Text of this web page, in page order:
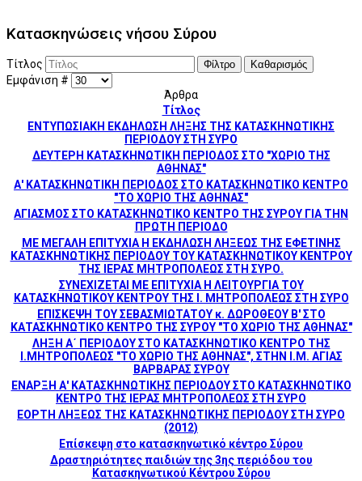
Κατασκηνώσεις νήσου Σύρου
Τίτλος Φίλτρο Καθαρισμός
Εμφάνιση #
Άρθρα
Τίτλος
ΕΝΤΥΠΩΣΙΑΚΗ ΕΚΔΗΛΩΣΗ ΛΗΞΗΣ ΤΗΣ ΚΑΤΑΣΚΗΝΩΤΙΚΗΣ
ΠΕΡΙΟΔΟΥ ΣΤΗ ΣΥΡΟ
ΔΕΥΤΕΡΗ ΚΑΤΑΣΚΗΝΩΤΙΚΗ ΠΕΡΙΟΔΟΣ ΣΤΟ "ΧΩΡΙΟ ΤΗΣ
ΑΘΗΝΑΣ"
Α' ΚΑΤΑΣΚΗΝΩΤΙΚΗ ΠΕΡΙΟΔΟΣ ΣΤΟ ΚΑΤΑΣΚΗΝΩΤΙΚΟ ΚΕΝΤΡΟ
"ΤΟ ΧΩΡΙΟ ΤΗΣ ΑΘΗΝΑΣ"
ΑΓΙΑΣΜΟΣ ΣΤΟ ΚΑΤΑΣΚΗΝΩΤΙΚΟ ΚΕΝΤΡΟ ΤΗΣ ΣΥΡΟΥ ΓΙΑ ΤΗΝ
ΠΡΩΤΗ ΠΕΡΙΟΔΟ
ΜΕ ΜΕΓΑΛΗ ΕΠΙΤΥΧΙΑ Η ΕΚΔΗΛΩΣΗ ΛΗΞΕΩΣ ΤΗΣ ΕΦΕΤΙΝΗΣ
ΚΑΤΑΣΚΗΝΩΤΙΚΗΣ ΠΕΡΙΟΔΟΥ ΤΟΥ ΚΑΤΑΣΚΗΝΩΤΙΚΟΥ ΚΕΝΤΡΟΥ
ΤΗΣ ΙΕΡΑΣ ΜΗΤΡΟΠΟΛΕΩΣ ΣΤΗ ΣΥΡΟ.
ΣΥΝΕΧΙΖΕΤΑΙ ΜΕ ΕΠΙΤΥΧΙΑ Η ΛΕΙΤΟΥΡΓΙΑ ΤΟΥ
ΚΑΤΑΣΚΗΝΩΤΙΚΟΥ ΚΕΝΤΡΟΥ ΤΗΣ Ι. ΜΗΤΡΟΠΟΛΕΩΣ ΣΤΗ ΣΥΡΟ
ΕΠΙΣΚΕΨΗ ΤΟΥ ΣΕΒΑΣΜΙΩΤΑΤΟΥ κ. ΔΩΡΟΘΕΟΥ Β' ΣΤΟ
ΚΑΤΑΣΚΗΝΩΤΙΚΟ ΚΕΝΤΡΟ ΤΗΣ ΣΥΡΟΥ "ΤΟ ΧΩΡΙΟ ΤΗΣ ΑΘΗΝΑΣ"
ΛΗΞΗ Α΄ ΠΕΡΙΟΔΟΥ ΣΤΟ ΚΑΤΑΣΚΗΝΩΤΙΚΟ ΚΕΝΤΡΟ ΤΗΣ
Ι.ΜΗΤΡΟΠΟΛΕΩΣ "ΤΟ ΧΩΡΙΟ ΤΗΣ ΑΘΗΝΑΣ", ΣΤΗΝ Ι.Μ. ΑΓΙΑΣ
ΒΑΡΒΑΡΑΣ ΣΥΡΟΥ
ΕΝΑΡΞΗ Α' ΚΑΤΑΣΚΗΝΩΤΙΚΗΣ ΠΕΡΙΟΔΟΥ ΣΤΟ ΚΑΤΑΣΚΗΝΩΤΙΚΟ
ΚΕΝΤΡΟ ΤΗΣ ΙΕΡΑΣ ΜΗΤΡΟΠΟΛΕΩΣ ΣΤΗ ΣΥΡΟ
ΕΟΡΤΗ ΛΗΞΕΩΣ ΤΗΣ ΚΑΤΑΣΚΗΝΩΤΙΚΗΣ ΠΕΡΙΟΔΟΥ ΣΤΗ ΣΥΡΟ
(2012)
Επίσκεψη στο κατασκηνωτικό κέντρο Σύρου
Δραστηριότητες παιδιών της 3ης περιόδου του
Κατασκηνωτικού Κέντρου Σύρου